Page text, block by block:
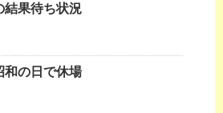
結果待ち状況
和の日で休場